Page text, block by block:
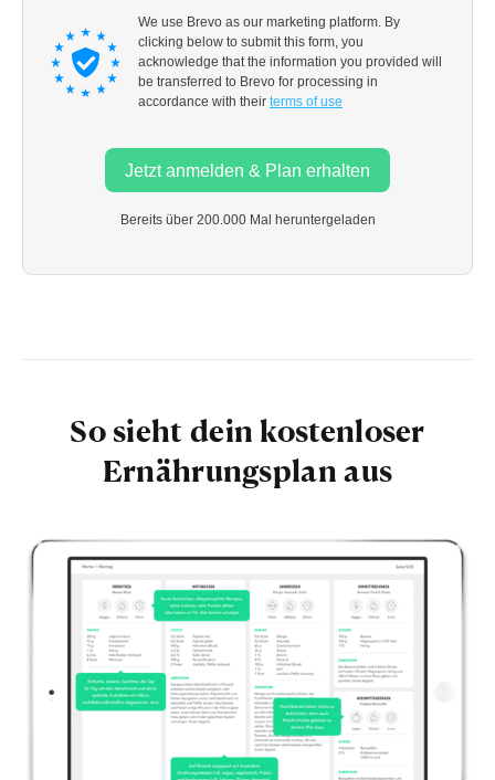
So sieht dein kostenloser
Ernährungsplan aus